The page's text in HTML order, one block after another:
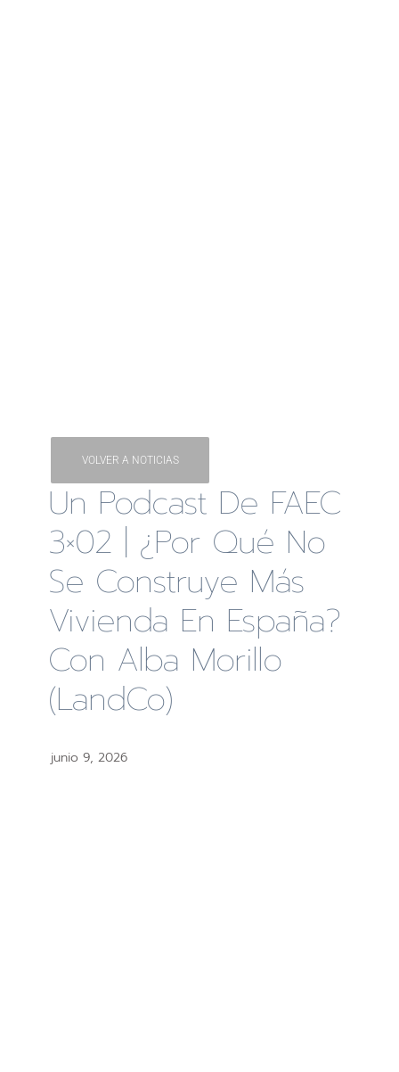
VOLVER A NOTICIAS
Un Podcast De FAEC
3×02 | ¿Por Qué No
Se Construye Más
Vivienda En España?
Con Alba Morillo
(LandCo)
junio 9, 2026